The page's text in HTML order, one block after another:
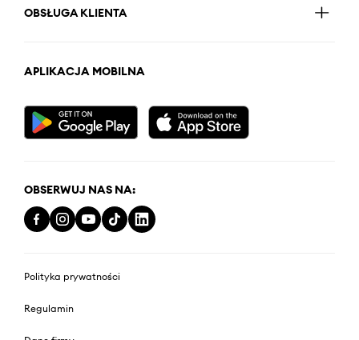
OBSŁUGA KLIENTA
APLIKACJA MOBILNA
OBSERWUJ NAS NA:
Polityka prywatności
Regulamin